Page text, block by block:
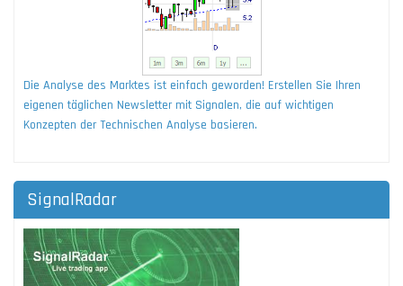
Die Analyse des Marktes ist einfach geworden! Erstellen Sie Ihren
eigenen täglichen Newsletter mit Signalen, die auf wichtigen
Konzepten der Technischen Analyse basieren.
SignalRadar